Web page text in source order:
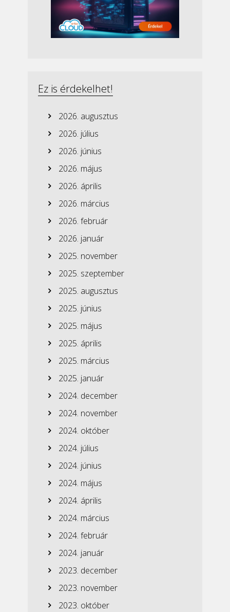
Ez is érdekelhet!
2026. augusztus
2026. július
2026. június
2026. május
2026. április
2026. március
2026. február
2026. január
2025. november
2025. szeptember
2025. augusztus
2025. június
2025. május
2025. április
2025. március
2025. január
2024. december
2024. november
2024. október
2024. július
2024. június
2024. május
2024. április
2024. március
2024. február
2024. január
2023. december
2023. november
2023. október